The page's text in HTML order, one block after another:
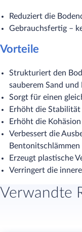
Reduziert die
Gebrauchsfertig –
Vorteile
Strukturiert den
sauberem Sand
Sorgt für einen
Erhöht die
Erhöht die
Verbessert die
Bentonitschlämmen
Erzeugt plastische
Verringert die
Verwandte